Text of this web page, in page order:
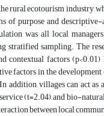
rural ecotourism industry,
of purpose and
was all local
sampling. The
contextual factors
factors in the
villages can act
(t=2.04), and bio-
between local